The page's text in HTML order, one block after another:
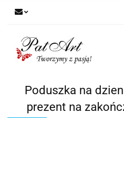
Poduszka na
prezent na